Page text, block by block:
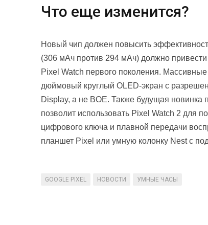
Что еще изменится?
Новый чип должен повысить
(306 мАч против 294 мАч) должно
Pixel Watch первого поколения.
дюймовый круглый OLED-экран с
Display, а не BOE. Также будущая новинка
позволит использовать Pixel Watch 2 для
цифрового ключа и плавной передачи
планшет Pixel или умную колонку Nest с
GOOGLE PIXEL НОВОСТИ УМНЫЕ ЧАСЫ